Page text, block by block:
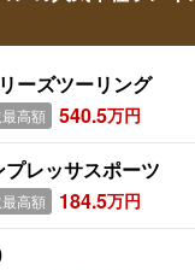
ーズツーリング
高額 540.5万円
プレッサスポーツ
高額 184.5万円